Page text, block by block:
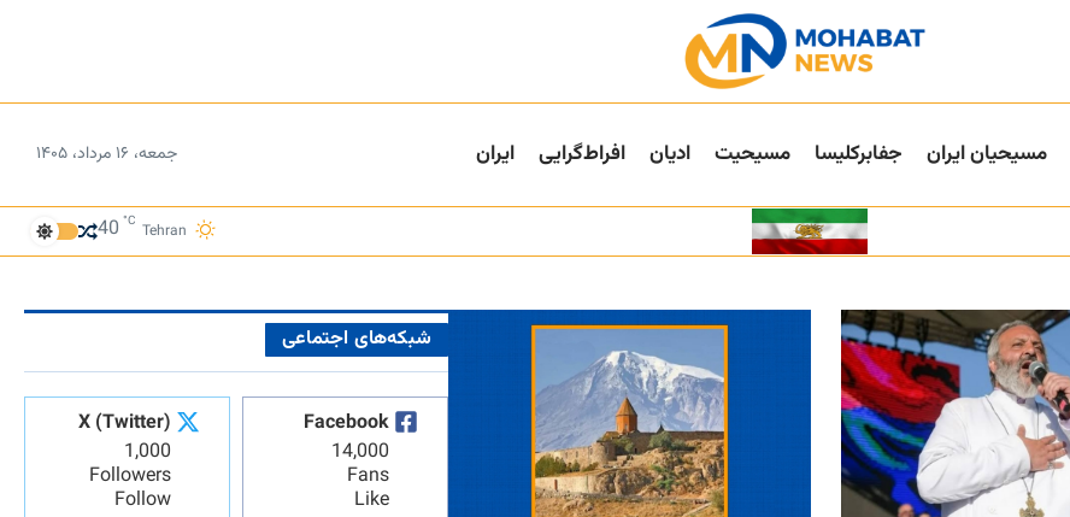
مسیحیان ایران جفا‌بر‌کلیسا مسیحیت ادیان افراط‌گرایی ایران جمعه، ۱۶ مرداد، ۱۴۰۵
Tehran
40 °C
شبکه‌های اجتماعی
Facebook
14,000
Fans
Like
X (Twitter)
1,000
Followers
Follow